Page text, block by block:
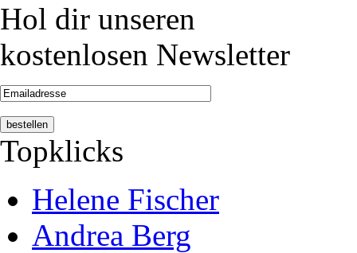
Hol dir unseren
kostenlosen Newsletter
Topklicks
Helene Fischer
Andrea Berg